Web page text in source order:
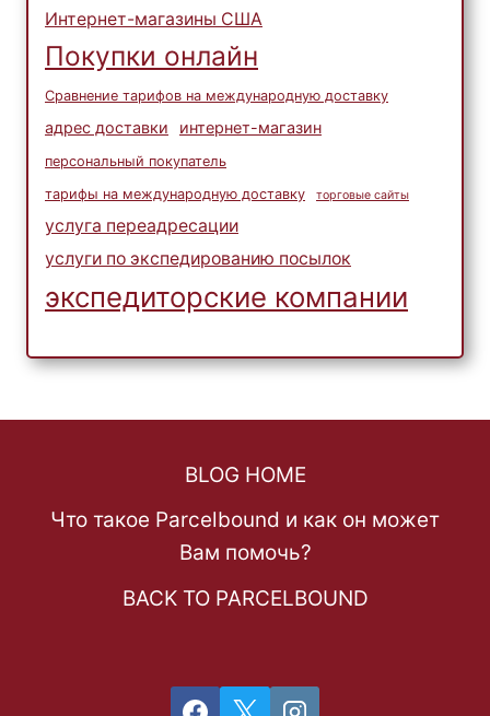
Интернет-магазины США
Покупки онлайн
Сравнение тарифов на международную доставку
адрес доставки интернет-магазин
персональный покупатель
тарифы на международную доставку
торговые сайты
услуга переадресации
услуги по экспедированию посылок
экспедиторские компании
BLOG HOME
Что такое Parcelbound и как он может
Вам помочь?
BACK TO PARCELBOUND